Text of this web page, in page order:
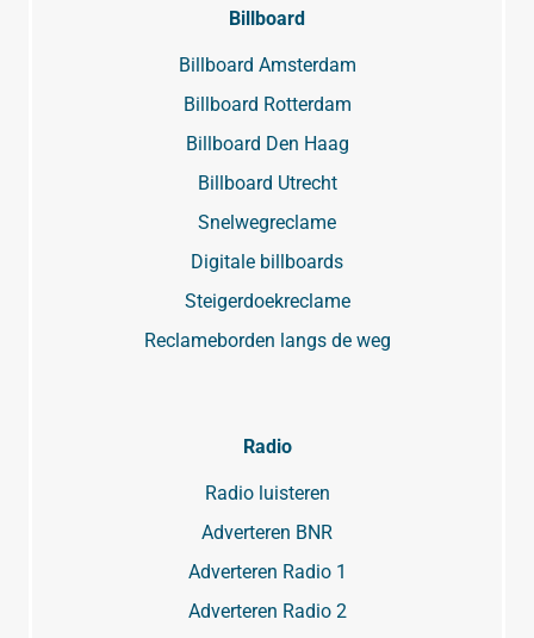
Billboard
Billboard Amsterdam
Billboard Rotterdam
Billboard Den Haag
Billboard Utrecht
Snelwegreclame
Digitale billboards
Steigerdoekreclame
Reclameborden langs de weg
Radio
Radio luisteren
Adverteren BNR
Adverteren Radio 1
Adverteren Radio 2